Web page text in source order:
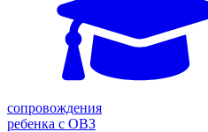
сопровождения
ребенка с ОВЗ